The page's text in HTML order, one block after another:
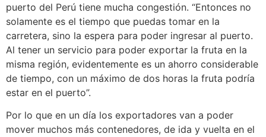
puerto del Perú tiene mucha congestión. “Entonces no
solamente es el tiempo que puedas tomar en la
carretera, sino la espera para poder ingresar al puerto.
Al tener un servicio para poder exportar la fruta en la
misma región, evidentemente es un ahorro considerable
de tiempo, con un máximo de dos horas la fruta podría
estar en el puerto”.
Por lo que en un día los exportadores van a poder
mover muchos más contenedores, de ida y vuelta en el